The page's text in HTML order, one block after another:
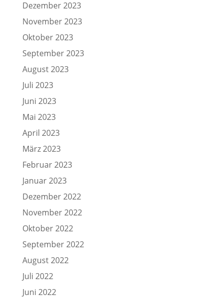
Dezember 2023
November 2023
Oktober 2023
September 2023
August 2023
Juli 2023
Juni 2023
Mai 2023
April 2023
März 2023
Februar 2023
Januar 2023
Dezember 2022
November 2022
Oktober 2022
September 2022
August 2022
Juli 2022
Juni 2022